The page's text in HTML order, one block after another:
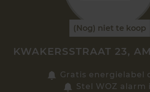
Zoek een woning
(Nog) niet te koop
KWAKERSSTRAAT 23,
Gratis energielabel
Stel WOZ alarm